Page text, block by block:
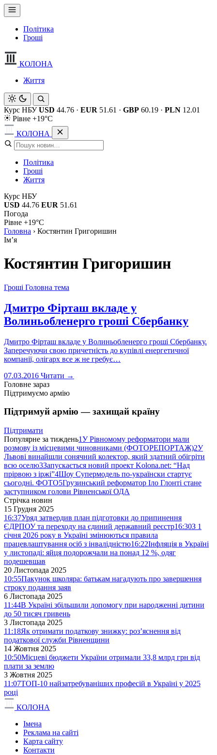
Політика
Гроші
КОЛОНА
Життя
Курс НБУ USD 44.76 · EUR 51.61 · GBP 60.19 · PLN 12.01
Рівне +19°C
КОЛОНА
Політика
Гроші
Життя
Курс НБУ
USD 44.76 EUR 51.61
Погода
Рівне +19°C
Головна › Костянтин Григоришин
Імʼя
Костянтин Григоришин
Гроші Головна тема
Дмитро Фірташ вкладе у
Волиньобленерго гроші Сбербанку
Дмитро Фірташ вкладе у Волиньобленерго гроші Сбербанку.
Заперечуючи свою причетність до купівлі енергетичної
компанії, олігарх все ж не гребує…
07.03.2016 Читати →
Головне зараз
Підтримуємо армію
Підтримуй армію — захищай країну
Підтримати
Популярне за тиждень1У Рівномому реформатори мали
розмову із місцевими чиновниками (ФОТОРЕПОРТАЖ)2У
Львові винайшли сонячний колектор, який здатний обігріти
всю оселю3Запускається новий проект Kolona.net: “Над
прірвою з іржі”4Шоу Супермодель по-українски стартує
сьогодні. ФОТО5Грузинський реформатор Іло Глонті стане
заступником голови Рівненської ОДА
Стрічка новин
15 Грудня 2025
16:37Уряд затвердив план підготовки до припинення
ЄДРПОУ та переходу на єдиний державний реєстр16:30З 1
січня 2026 року в Україні змінюються правила
працевлаштування осіб з інвалідністю16:22Інфляція в Україні
у листопаді: яйця подорожчали на понад 12 %, одяг
подешевшав
20 Листопада 2025
10:55Пакунок школяра: батькам нагадують про завершення
строку подання заяв
6 Листопада 2025
11:44В Україні збільшили допомогу при народженні дитини
до 50 тисяч гривень
3 Листопада 2025
11:18Як отримати податкову знижку: роз’яснення від
податкової служби Рівненщини
14 Жовтня 2025
10:50Місцеві бюджети України отримали 33,8 млрд грн від
плати за землю
3 Жовтня 2025
11:07ТОП-10 найзатребуваніших професій в Україні у 2025
році
КОЛОНА
Імена
Реклама на сайті
Карта сайту
Контакти